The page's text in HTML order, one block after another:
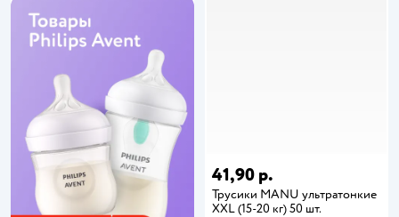
41,90 р.
Трусики MANU ультратонкие
XXL (15-20 кг) 50 шт.